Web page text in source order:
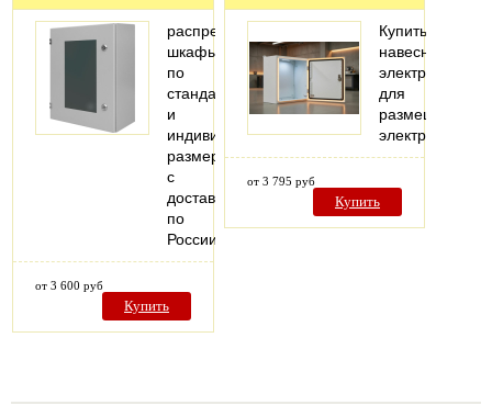
распределительные
шкафы
по
стандартным
и
индивидуальным
размерам
с
доставкой
по
России
от 3 600 руб
Купить
Купить
навесной
электрошкаф
для
размещения
от 3 795 руб
Купить